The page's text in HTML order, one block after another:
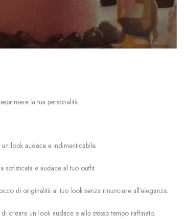
la tua personalità.
look audace e indimenticabile.
e audace al tuo outfit.
di originalità al tuo look senza rinunciare all'eleganza.
creare un look audace e allo stesso tempo raffinato.